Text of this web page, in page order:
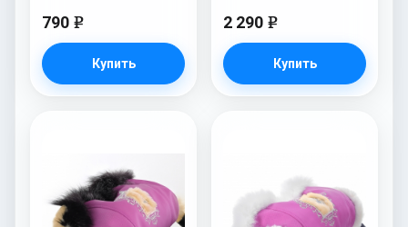
790 e
Купить
2 290 e
Купить